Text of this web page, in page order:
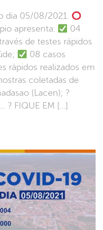
dia 05/08/2021.
apresenta:
04
de testes rápidos
08 casos
rápidos realizados em
coletadas de
(Lacen); ?
? FIQUE EM […]